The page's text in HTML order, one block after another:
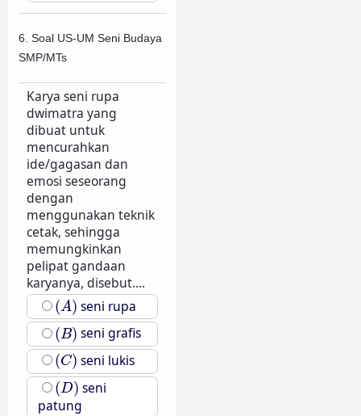
6. Soal US-UM Seni Budaya
SMP/MTs
Karya seni rupa
dwimatra yang
dibuat untuk
mencurahkan
ide/gagasan dan
emosi seseorang
dengan
menggunakan teknik
cetak, sehingga
memungkinkan
pelipat gandaan
karyanya, disebut....
(A)
(A) seni rupa
(B)
(B) seni grafis
(C)
(C) seni lukis
(D)
(D) seni
patung